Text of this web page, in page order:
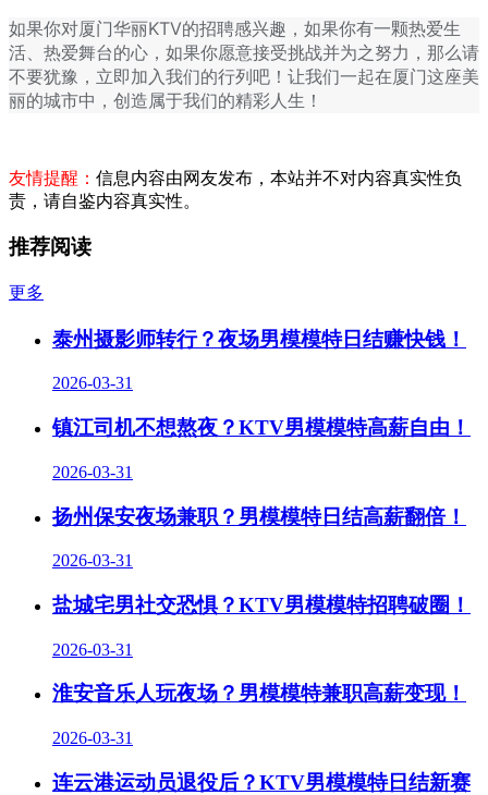
如果你对厦门华丽KTV的招聘感兴趣，如果你有一颗热爱生
活、热爱舞台的心，如果你愿意接受挑战并为之努力，那么请
不要犹豫，立即加入我们的行列吧！让我们一起在厦门这座美
丽的城市中，创造属于我们的精彩人生！
友情提醒： 信息内容由网友发布，本站并不对内容真实性负
责，请自鉴内容真实性。
推荐阅读
更多
泰州摄影师转行？夜场男模模特日结赚快钱！
2026-03-31
镇江司机不想熬夜？KTV男模模特高薪自由！
2026-03-31
扬州保安夜场兼职？男模模特日结高薪翻倍！
2026-03-31
盐城宅男社交恐惧？KTV男模模特招聘破圈！
2026-03-31
淮安音乐人玩夜场？男模模特兼职高薪变现！
2026-03-31
连云港运动员退役后？KTV男模模特日结新赛